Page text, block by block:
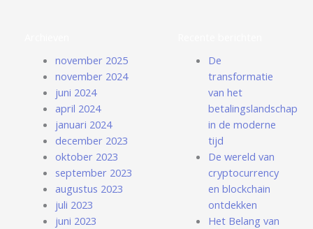
november 2025
november 2024
juni 2024
april 2024
januari 2024
december 2023
oktober 2023
september 2023
augustus 2023
juli 2023
juni 2023
De
transformatie
van het
betalingslandschap
in de moderne
tijd
De wereld van
cryptocurrency
en blockchain
ontdekken
Het Belang van